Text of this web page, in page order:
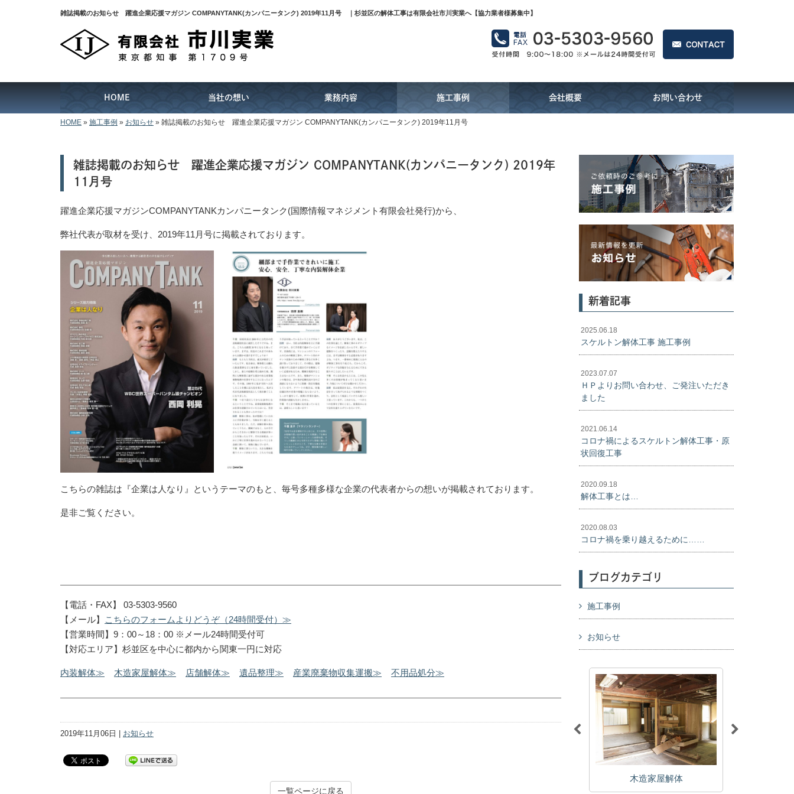
雑誌掲載のお知らせ 躍進企業応援マガジン COMPANYTANK(カンパニータンク) 2019年11月号 ｜杉並区の解体工事は有限会社市川実業へ【協力業者様募集中】
HOME 当社の想い 業務内容 施工事例 会社概要 お問い合わせ
HOME » 施工事例 » お知らせ » 雑誌掲載のお知らせ 躍進企業応援マガジン COMPANYTANK(カンパニータンク) 2019年11月号
雑誌掲載のお知らせ 躍進企業応援マガジン COMPANYTANK(カンパニータンク) 2019年
11月号
躍進企業応援マガジンCOMPANYTANKカンパニータンク(国際情報マネジメント有限会社発行)から、
弊社代表が取材を受け、2019年11月号に掲載されております。
こちらの雑誌は『企業は人なり』というテーマのもと、毎号多種多様な企業の代表者からの想いが掲載されております。
是非ご覧ください。
【電話・FAX】 03-5303-9560
【メール】
こちらのフォームよりどうぞ（24時間受付）≫
【営業時間】9：00～18：00 ※メール24時間受付可
【対応エリア】杉並区を中心に都内から関東一円に対応
内装解体≫ 木造家屋解体≫ 店舗解体≫ 遺品整理≫ 産業廃棄物収集運搬≫ 不用品処分≫
2019年11月06日 | お知らせ
一覧ページに戻る
新着記事
2025.06.18
スケルトン解体工事 施工事例
2023.07.07
ＨＰよりお問い合わせ、ご発注いただき
ました
2021.06.14
コロナ禍によるスケルトン解体工事・原
状回復工事
2020.09.18
解体工事とは…
2020.08.03
コロナ禍を乗り越えるために……
ブログカテゴリ
施工事例
お知らせ
木造家屋解体